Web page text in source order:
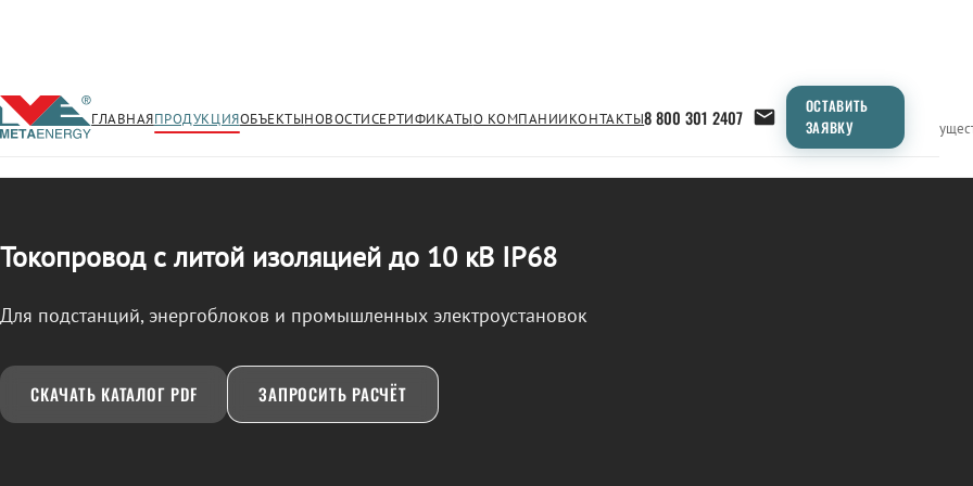
ГЛАВНАЯПРОДУКЦИЯОБЪЕКТЫНОВОСТИСЕРТИФИКАТЫО КОМПАНИИКОНТАКТЫ8 800 301 2407
ОСТАВИТЬ
ЗАЯВКУ
← Продукция/ТОКОПРОВОД Применение Продукция ТипоразмерыСравнение
Токопровод с литой изоляцией до 10 кВ IP68
Для подстанций, энергоблоков и промышленных электроустановок
СКАЧАТЬ КАТАЛОГ PDF ЗАПРОСИТЬ РАСЧЁТ